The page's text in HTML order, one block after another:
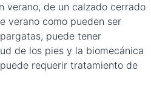
verano, de un calzado cerrado
verano como pueden ser
puede tener
de los pies y la biomecánica
requerir tratamiento de